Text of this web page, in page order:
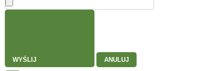
WYŚLIJ ANULUJ